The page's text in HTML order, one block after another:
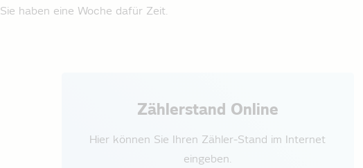
Sie haben eine Woche dafür Zeit.
Zählerstand Online
Hier können Sie Ihren Zähler-Stand im Internet
eingeben.